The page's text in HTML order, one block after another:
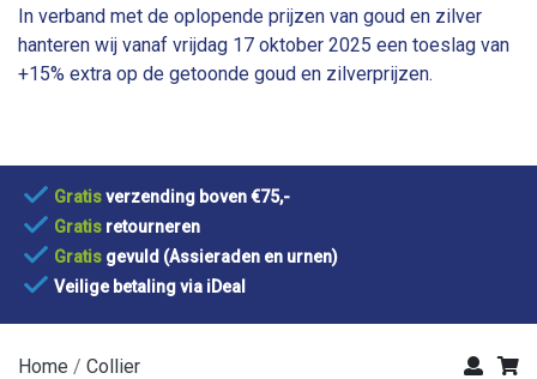
In verband met de oplopende prijzen van goud en zilver
hanteren wij vanaf vrijdag 17 oktober 2025 een toeslag van
+15% extra op de getoonde goud en zilverprijzen.
Gratisverzending boven €75,-
Gratis retourneren
Gratis gevuld (Assieraden en urnen)
Veilige betaling via iDeal
Home Collier